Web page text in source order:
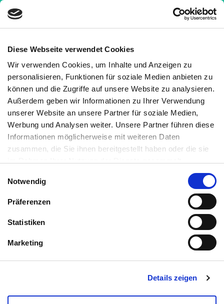
Diese Webseite verwendet Cookies
Wir verwenden Cookies, um Inhalte und Anzeigen zu
personalisieren, Funktionen für soziale Medien anbieten zu
können und die Zugriffe auf unsere Website zu analysieren.
Außerdem geben wir Informationen zu Ihrer Verwendung
unserer Website an unsere Partner für soziale Medien,
Werbung und Analysen weiter. Unsere Partner führen diese
Informationen möglicherweise mit weiteren Daten
zusammen, die Sie ihnen bereitgestellt haben oder die sie
haben. Sie können jederzeit die Cookie-Einstellungen
widerrufen oder ändern:
. Es befindet
sich auch ein Link in der Fußzeile zu den Einstellungen der
Cookies um diese jederzeit widerrufen oder ändern zu
können.
Notwendig
Präferenzen
Statistiken
Marketing
Details zeigen
Wissen» Sonstige Informationen
»
Therapieformen
»Mesalazin – Goldstandard bei
Crohn und Colitis
Mesalazin – Goldstandard bei
Crohn und Colitis
Inhaltsüberblick